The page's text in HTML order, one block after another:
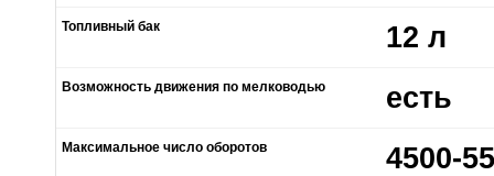
Топливный бак 12 л
Возможность движения по мелководью есть
Максимальное число оборотов 4500-